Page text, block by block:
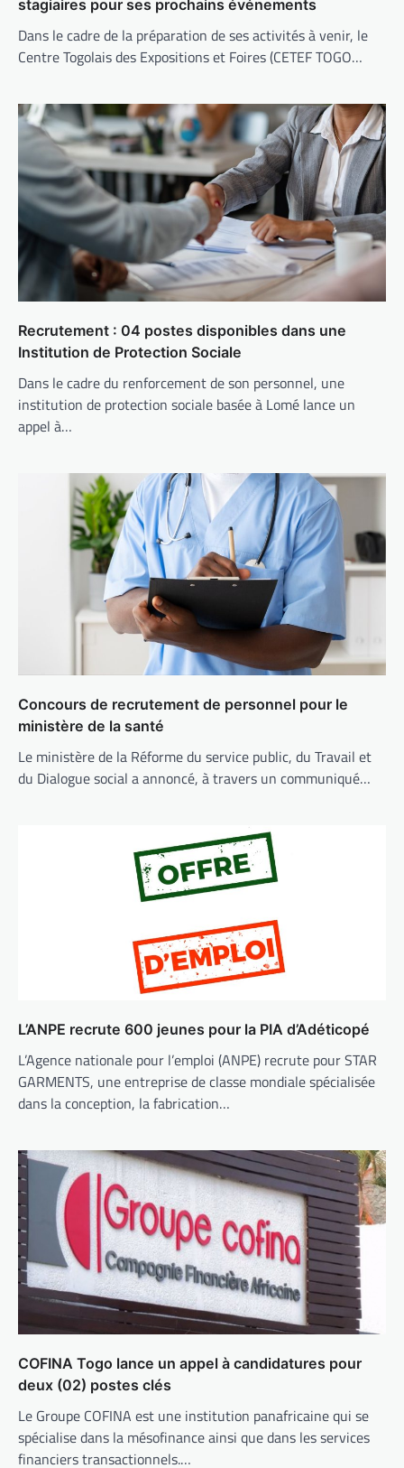
stagiaires pour ses prochains événements
Dans le cadre de la préparation de ses activités à venir, le
Centre Togolais des Expositions et Foires (CETEF TOGO…
Recrutement : 04 postes disponibles dans une
Institution de Protection Sociale
Dans le cadre du renforcement de son personnel, une
institution de protection sociale basée à Lomé lance un
appel à…
Concours de recrutement de personnel pour le
ministère de la santé
Le ministère de la Réforme du service public, du Travail et
du Dialogue social a annoncé, à travers un communiqué…
L’ANPE recrute 600 jeunes pour la PIA d’Adéticopé
L’Agence nationale pour l’emploi (ANPE) recrute pour STAR
GARMENTS, une entreprise de classe mondiale spécialisée
dans la conception, la fabrication…
COFINA Togo lance un appel à candidatures pour
deux (02) postes clés
Le Groupe COFINA est une institution panafricaine qui se
spécialise dans la mésofinance ainsi que dans les services
financiers transactionnels.…